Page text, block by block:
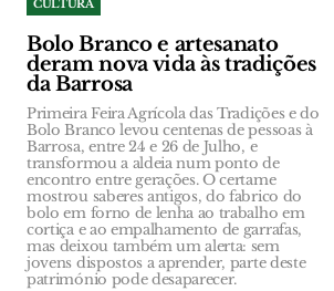
CULTURA
Bolo Branco e artesanato
deram nova vida às tradições
da Barrosa
Primeira Feira Agrícola das Tradições e do
Bolo Branco levou centenas de pessoas à
Barrosa, entre 24 e 26 de Julho, e
transformou a aldeia num ponto de
encontro entre gerações. O certame
mostrou saberes antigos, do fabrico do
bolo em forno de lenha ao trabalho em
cortiça e ao empalhamento de garrafas,
mas deixou também um alerta: sem
jovens dispostos a aprender, parte deste
património pode desaparecer.